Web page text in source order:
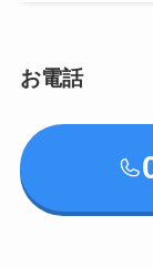
お電話